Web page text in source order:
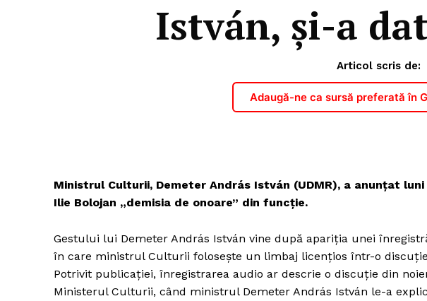
István, și-a
Articol scris de:
Adaugă-ne ca sursă preferată în
Ministrul Culturii, Demeter András István (UDMR), a anunțat
Ilie Bolojan „demisia de onoare” din funcție.
Gestului lui Demeter András István vine după apariția unei
în care ministrul Culturii folosește un limbaj licențios într-o
Potrivit publicației, înregistrarea audio ar descrie o discuție din
Ministerul Culturii, când ministrul Demeter András István le-a